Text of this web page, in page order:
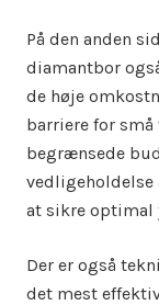
På den anden
diamantbor
de høje
barriere for
begrænsede
vedligeholdelse
at sikre optimal
Der er også
det mest